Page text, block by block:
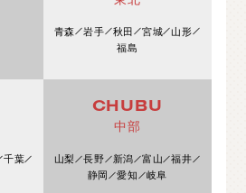
青森 岩手 秋田 宮城
山形
福島
千葉
CHUBU
中部
山梨 長野 新潟 富山
福井
静岡
愛知 岐阜